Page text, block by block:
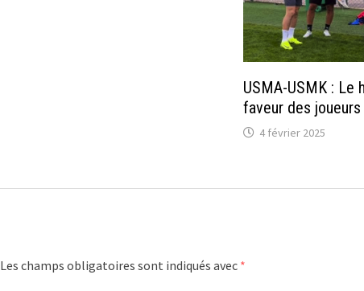
USMA-USMK : Le
faveur des joueurs
4 février 2025
Les champs obligatoires sont indiqués avec *